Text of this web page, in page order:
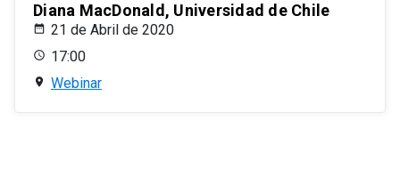
Diana MacDonald, Universidad de Chile
21 de Abril de 2020
17:00
Webinar